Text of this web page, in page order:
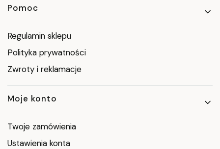
Linki w stopce
Pomoc
Regulamin sklepu
Polityka prywatności
Zwroty i reklamacje
Moje konto
Twoje zamówienia
Ustawienia konta